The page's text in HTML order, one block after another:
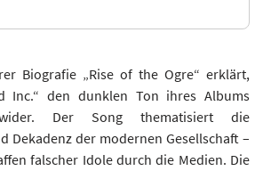
Biografie „Rise of the Ogre“ erklärt,
Inc.“ den dunklen Ton ihres Albums
Der Song thematisiert die
Dekadenz der modernen Gesellschaft –
falscher Idole durch die Medien. Die